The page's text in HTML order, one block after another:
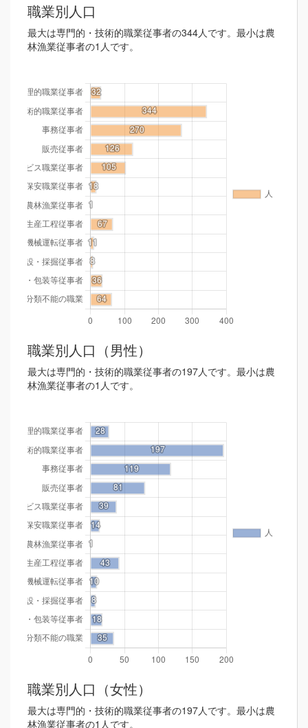
職業別人口
最大は専門的・技術的職業従事者の344人です。最小は農
林漁業従事者の1人です。
職業別人口（男性）
最大は専門的・技術的職業従事者の197人です。最小は農
林漁業従事者の1人です。
職業別人口（女性）
最大は専門的・技術的職業従事者の197人です。最小は農
林漁業従事者の1人です。